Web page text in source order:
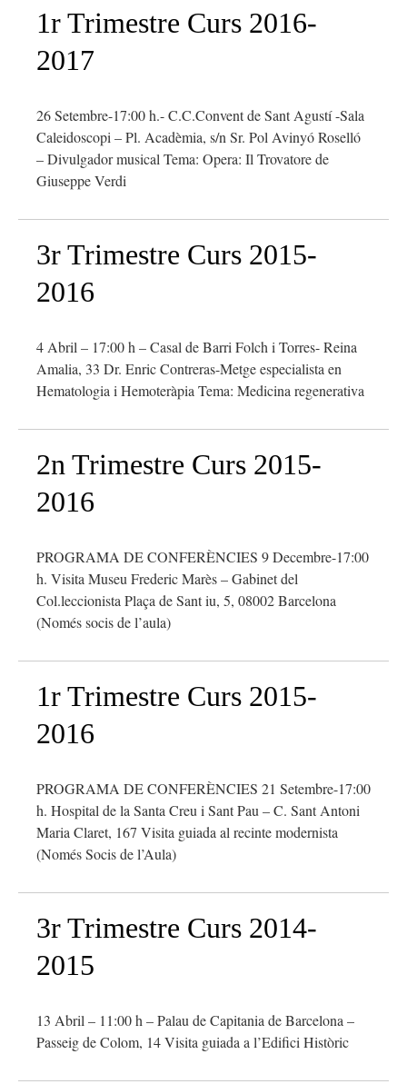
1r Trimestre Curs 2016-
2017
26 Setembre-17:00 h.- C.C.Convent de Sant Agustí -Sala
Caleidoscopi – Pl. Acadèmia, s/n Sr. Pol Avinyó Roselló
– Divulgador musical Tema: Opera: Il Trovatore de
Giuseppe Verdi
3r Trimestre Curs 2015-
2016
4 Abril – 17:00 h – Casal de Barri Folch i Torres- Reina
Amalia, 33 Dr. Enric Contreras-Metge especialista en
Hematologia i Hemoteràpia Tema: Medicina regenerativa
2n Trimestre Curs 2015-
2016
PROGRAMA DE CONFERÈNCIES 9 Decembre-17:00
h. Visita Museu Frederic Marès – Gabinet del
Col.leccionista Plaça de Sant iu, 5, 08002 Barcelona
(Només socis de l’aula)
1r Trimestre Curs 2015-
2016
PROGRAMA DE CONFERÈNCIES 21 Setembre-17:00
h. Hospital de la Santa Creu i Sant Pau – C. Sant Antoni
Maria Claret, 167 Visita guiada al recinte modernista
(Només Socis de l’Aula)
3r Trimestre Curs 2014-
2015
13 Abril – 11:00 h – Palau de Capitania de Barcelona –
Passeig de Colom, 14 Visita guiada a l’Edifici Històric